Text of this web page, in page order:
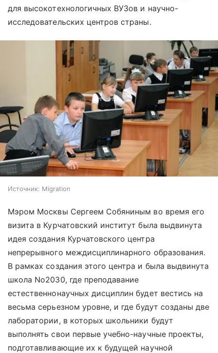
для высокотехнологичных ВУЗов и научно-
исследовательских центров страны.
Источник: Migration
Мэром Москвы Сергеем Собяниным во время его
визита в Курчатовский институт была выдвинута
идея создания Курчатовского центра
непрерывного междисциплинарного образования.
В рамках создания этого центра и была выдвинута
школа No2030, где преподавание
естественнонаучных дисциплин будет вестись на
весьма серьезном уровне, и где будут созданы две
лаборатории, в которых школьники будут
выполнять свои первые учебно-научные проекты,
подготавливающие их к будущей научной